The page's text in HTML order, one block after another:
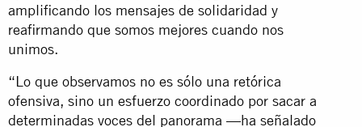
amplificando los mensajes de solidaridad y
reafirmando que somos mejores cuando nos
unimos.
“Lo que observamos no es sólo una retórica
ofensiva, sino un esfuerzo coordinado por sacar a
determinadas voces del panorama —ha señalado